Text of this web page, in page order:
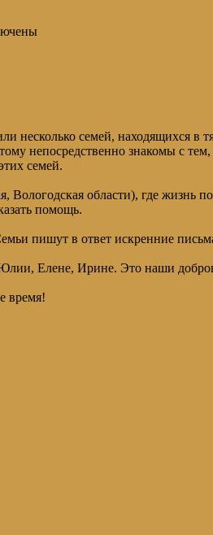
несколько семей, находящихся
непосредственно знакомы с
семей.
Вологодская области), где
помощь.
пишут в ответ искренние
Елене, Ирине. Это наши
время!